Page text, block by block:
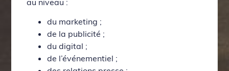
du marketing ;
de la publicité ;
du digital ;
de l’événementiel ;